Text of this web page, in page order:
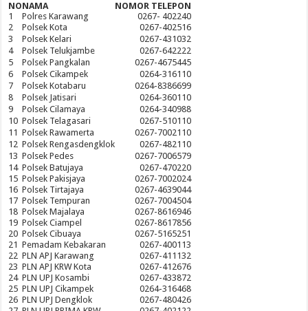
NONAMA
NOMOR TELEPON
1
Polres Karawang
0267- 402240
2
Polsek Kota
0267-402516
3
Polsek Kelari
0267-431032
4
Polsek Telukjambe
0267-642222
5
Polsek Pangkalan
0267-4675445
6
Polsek Cikampek
0264-316110
7
Polsek Kotabaru
0264-8386699
8
Polsek Jatisari
0264-360110
9
Polsek Cilamaya
0264-340988
10 Polsek Telagasari
0267-510110
11 Polsek Rawamerta
0267-7002110
12 Polsek Rengasdengklok
0267-482110
13 Polsek Pedes
0267-7006579
14 Polsek Batujaya
0267-470220
15 Polsek Pakisjaya
0267-7002024
16 Polsek Tirtajaya
0267-4639044
17 Polsek Tempuran
0267-7004504
18 Polsek Majalaya
0267-8616946
19 Polsek Ciampel
0267-8617856
20 Polsek Cibuaya
0267-5165251
21 Pemadam Kebakaran
0267-400113
22 PLN APJ Karawang
0267-411132
23 PLN APJ KRW Kota
0267-412676
24 PLN UPJ Kosambi
0267-433872
25 PLN UPJ Cikampek
0264-316468
26 PLN UPJ Dengklok
0267-480426